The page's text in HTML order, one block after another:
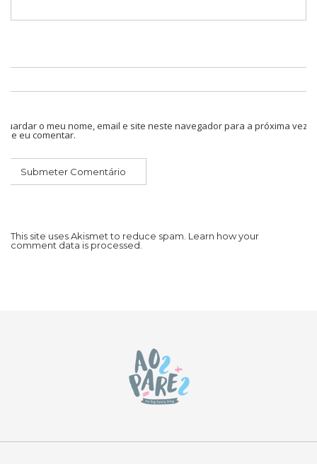
Guardar o meu nome, email e site neste navegador para a próxima vez
que eu comentar.
This site uses Akismet to reduce spam. Learn how your
comment data is processed.